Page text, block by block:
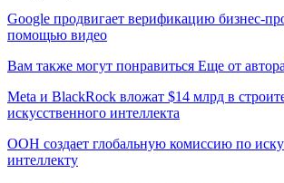
Google продвигает верификацию бизнес-
помощью видео
Вам также могут понравиться Еще от автора
Meta и BlackRock вложат $14 млрд в
искусственного интеллекта
ООН создает глобальную комиссию по
интеллекту